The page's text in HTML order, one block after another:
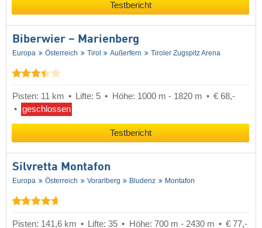
Testbericht
Biberwier – Marienberg
Europa Österreich Tirol Außerfern Tiroler Zugspitz Arena
Pisten: 11 km Lifte: 5 Höhe: 1000 m - 1820 m
€ 68,-
geschlossen
Testbericht
Silvretta Montafon
Europa Österreich Vorarlberg Bludenz Montafon
Pisten: 141,6 km Lifte: 35 Höhe: 700 m - 2430 m € 77,-